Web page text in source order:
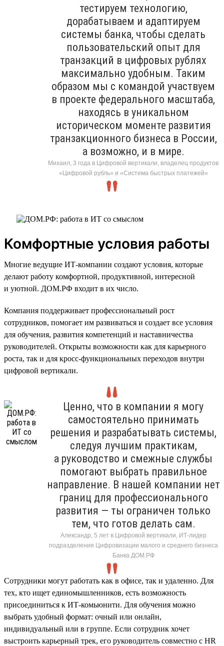
тестируем технологию,
дорабатываем и адаптируем
системы банка, чтобы сделать
пользовательский опыт для
транзакций в цифровых рублях
максимально удобным. Таким
образом мы с командой участвуем
в проекте федерального масштаба,
находясь в уникальном
историческом моменте развития
транзакционного бизнеса в России,
а возможно, и в мире.
Михаил, 3 года в Цифровой вертикали, владелец продуктов
«Цифровой рубль» и «Система быстрых платежей»
Комфортные условия работы
Многие ведущие ИТ-компании создают условия, которые
делают работу комфортной, продуктивной, интересной
и уютной. ДОМ.РФ входит в их число.
Компания поддерживает профессиональный рост
сотрудников, помогает им развиваться и создает все условия
для обучения, развития компетенций и наставничества
руководителей. Открыты возможности как для карьерного
роста, так и для кросс-функциональных переходов внутри
цифровой вертикали.
Ценно, что в компании я могу
самостоятельно принимать
решения и разрабатывать системы,
следуя лучшим практикам,
а руководство и смежные службы
помогают выбрать правильное
направление. В нашей компании нет
границ для профессионального
развития — ты ограничен только
тем, что готов делать сам.
Александр, 5 лет в Цифровой вертикали, ИТ-лидер
подразделения Цифровизации малого и среднего бизнеса
Банка ДОМ.РФ
Сотрудники могут работать как в офисе, так и удаленно. Для
тех, кто ищет единомышленников, есть возможность
присоединиться к ИТ-комьюнити. Для обучения можно
выбрать удобный формат: очный или онлайн,
индивидуальный или в группе. Если сотрудник хочет
выстроить карьерный трек, его руководитель совместно с HR